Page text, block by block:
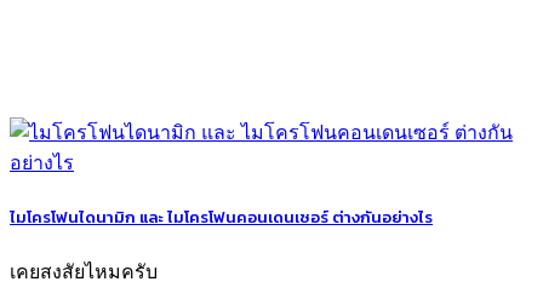
ไมโครโฟนไดนามิก และ ไมโครโฟนคอนเดนเซอร์ ต่างกันอย่างไร
เคยสงสัยไหมครับ